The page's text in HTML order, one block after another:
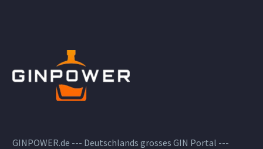
GINPOWER.de --- Deutschlands grosses GIN Portal ---